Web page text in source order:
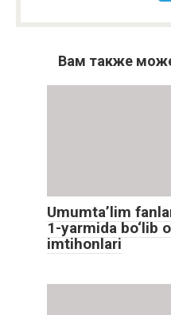
Вам также
Umumta’lim
1-yarmida bo‘lib
imtihonlari